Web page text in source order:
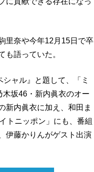
里奈や今年12月15日で卒
語っていた。
ャル』と題して、「ミ
坂46・新内眞衣のオー
新内眞衣に加え、和田ま
トニッポン」にも、番組
伊藤かりんがゲスト出演